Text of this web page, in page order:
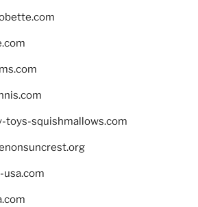
toys-squishmallows.com